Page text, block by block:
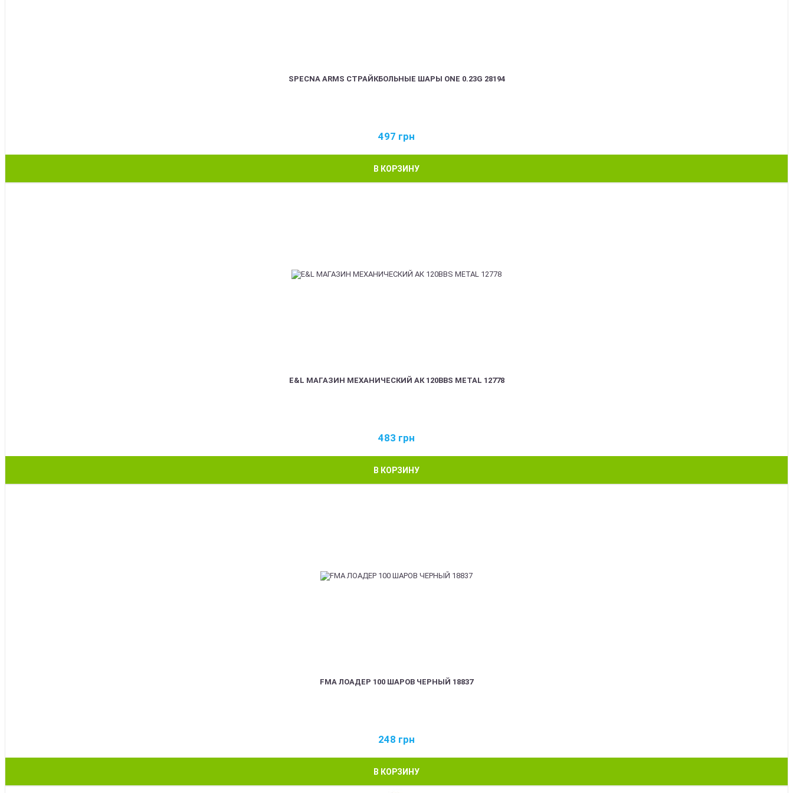
SPECNA ARMS СТРАЙКБОЛЬНЫЕ ШАРЫ ONE 0.23G 28194
497 грн
В КОРЗИНУ
E&L МАГАЗИН МЕХАНИЧЕСКИЙ АК 120BBS METAL 12778
483 грн
В КОРЗИНУ
FMA ЛОАДЕР 100 ШАРОВ ЧЕРНЫЙ 18837
248 грн
В КОРЗИНУ